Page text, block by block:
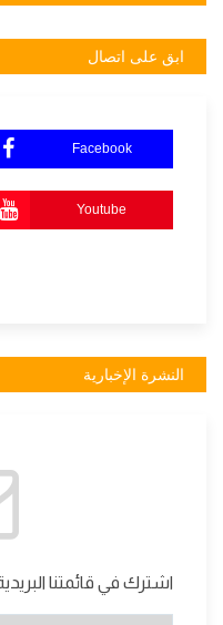
ابق على اتصال
Facebook
Youtube
النشرة الإخبارية
اشترك في قائمتنا